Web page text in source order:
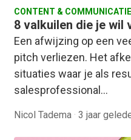
CONTENT & COMMUNICATIE
8 valkuilen die je
Een afwijzing op een
pitch verliezen. Het
situaties waar je als
salesprofessional…
Nicol Tadema · 3 jaar